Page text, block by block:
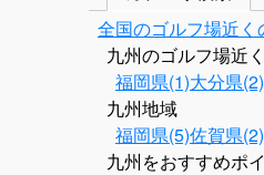
全国のゴルフ場近
九州のゴルフ場近
福岡県(1)大分県(2)
九州地域
福岡県(5)佐賀県(2)
九州をおすすめポ